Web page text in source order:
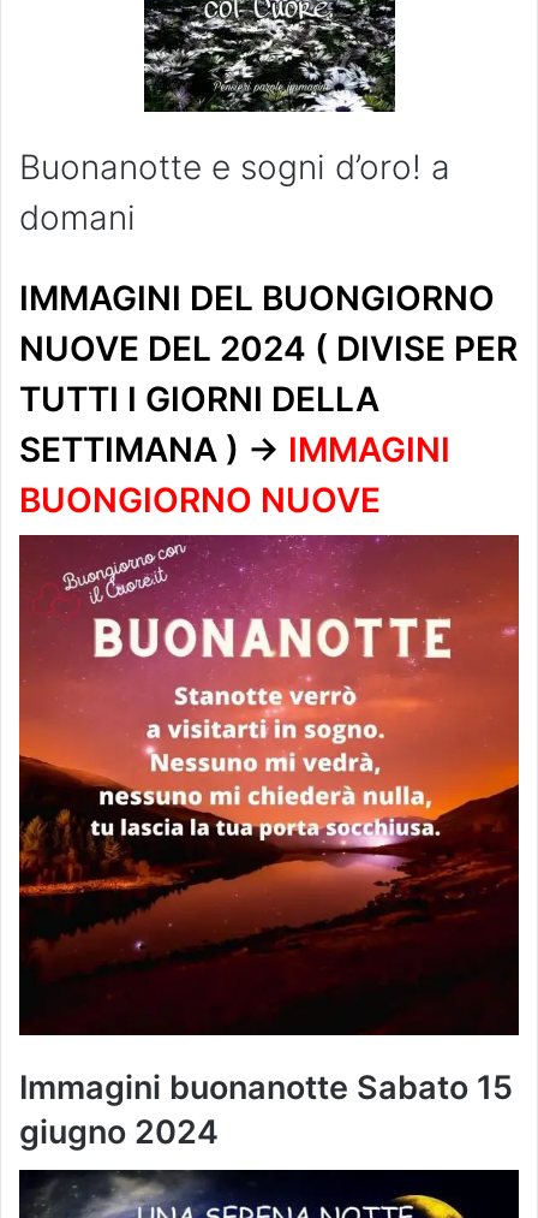
Buonanotte e sogni d’oro! a
domani
IMMAGINI DEL BUONGIORNO
NUOVE DEL 2024 ( DIVISE PER
TUTTI I GIORNI DELLA
SETTIMANA ) -> IMMAGINI
BUONGIORNO NUOVE
Immagini buonanotte Sabato 15
giugno 2024